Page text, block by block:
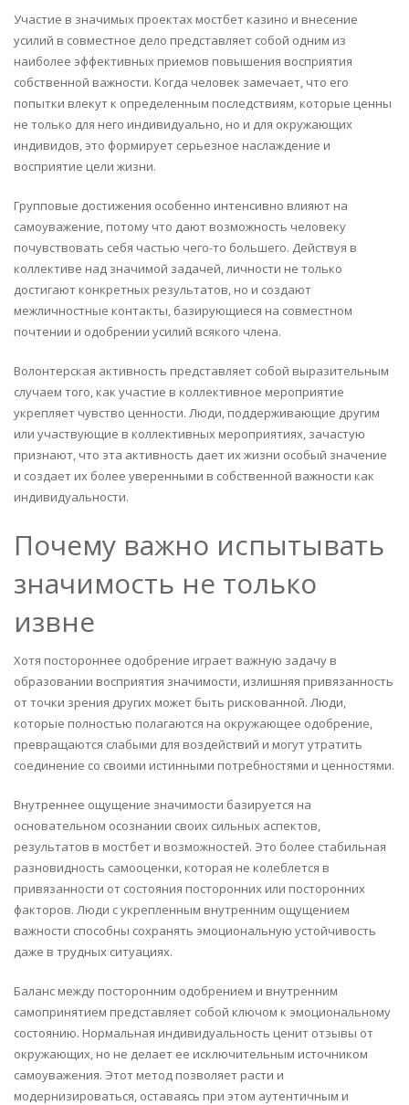
Участие в значимых проектах мостбет казино и внесение
усилий в совместное дело представляет собой одним из
наиболее эффективных приемов повышения восприятия
собственной важности. Когда человек замечает, что его
попытки влекут к определенным последствиям, которые ценны
не только для него индивидуально, но и для окружающих
индивидов, это формирует серьезное наслаждение и
восприятие цели жизни.
Групповые достижения особенно интенсивно влияют на
самоуважение, потому что дают возможность человеку
почувствовать себя частью чего-то большего. Действуя в
коллективе над значимой задачей, личности не только
достигают конкретных результатов, но и создают
межличностные контакты, базирующиеся на совместном
почтении и одобрении усилий всякого члена.
Волонтерская активность представляет собой выразительным
случаем того, как участие в коллективное мероприятие
укрепляет чувство ценности. Люди, поддерживающие другим
или участвующие в коллективных мероприятиях, зачастую
признают, что эта активность дает их жизни особый значение
и создает их более уверенными в собственной важности как
индивидуальности.
Почему важно испытывать
значимость не только
извне
Хотя постороннее одобрение играет важную задачу в
образовании восприятия значимости, излишняя привязанность
от точки зрения других может быть рискованной. Люди,
которые полностью полагаются на окружающее одобрение,
превращаются слабыми для воздействий и могут утратить
соединение со своими истинными потребностями и ценностями.
Внутреннее ощущение значимости базируется на
основательном осознании своих сильных аспектов,
результатов в мостбет и возможностей. Это более стабильная
разновидность самооценки, которая не колеблется в
привязанности от состояния посторонних или посторонних
факторов. Люди с укрепленным внутренним ощущением
важности способны сохранять эмоциональную устойчивость
даже в трудных ситуациях.
Баланс между посторонним одобрением и внутренним
самопринятием представляет собой ключом к эмоциональному
состоянию. Нормальная индивидуальность ценит отзывы от
окружающих, но не делает ее исключительным источником
самоуважения. Этот метод позволяет расти и
модернизироваться, оставаясь при этом аутентичным и